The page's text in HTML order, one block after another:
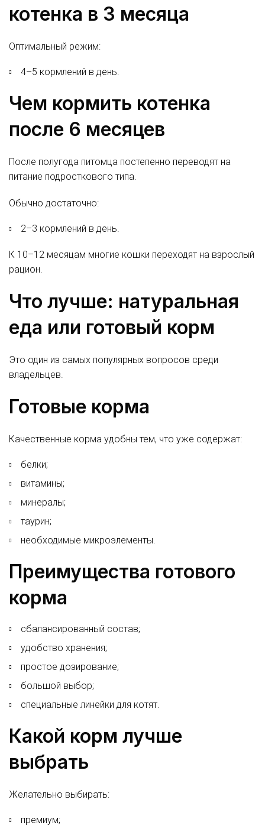
котенка в 3 месяца
Оптимальный режим:
4–5 кормлений в день.
Чем кормить котенка
после 6 месяцев
После полугода питомца постепенно переводят на
питание подросткового типа.
Обычно достаточно:
2–3 кормлений в день.
К 10–12 месяцам многие кошки переходят на взрослый
рацион.
Что лучше: натуральная
еда или готовый корм
Это один из самых популярных вопросов среди
владельцев.
Готовые корма
Качественные корма удобны тем, что уже содержат:
белки;
витамины;
минералы;
таурин;
необходимые микроэлементы.
Преимущества готового
корма
сбалансированный состав;
удобство хранения;
простое дозирование;
большой выбор;
специальные линейки для котят.
Какой корм лучше
выбрать
Желательно выбирать:
премиум;